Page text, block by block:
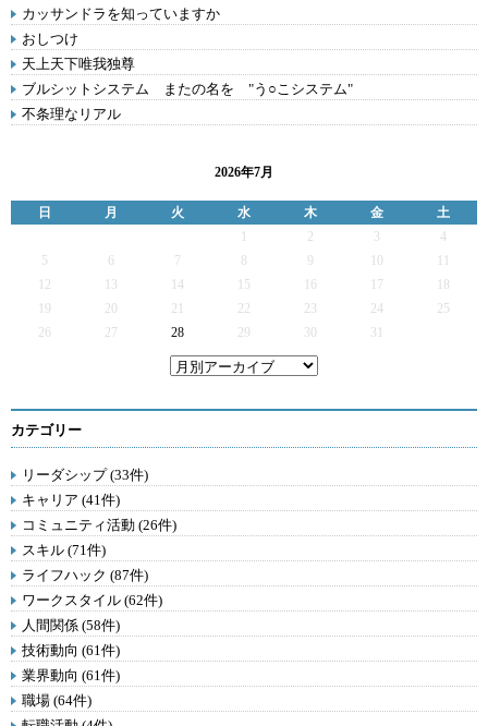
カッサンドラを知っていますか
おしつけ
天上天下唯我独尊
ブルシットシステム またの名を "う○こシステム"
不条理なリアル
2026年7月
日 月 火 水 木 金
土
2 3
4
5
6 7 9
12
13 14 15 16 17
19
20 21 22 23 24
25
26
27 28 29 30 31
カテゴリー
リーダシップ (33件)
キャリア (41件)
コミュニティ活動 (26件)
スキル (71件)
ライフハック (87件)
ワークスタイル (62件)
人間関係 (58件)
技術動向 (61件)
業界動向 (61件)
職場 (64件)